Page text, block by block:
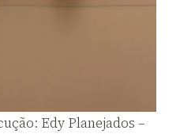
Edy Planejados –